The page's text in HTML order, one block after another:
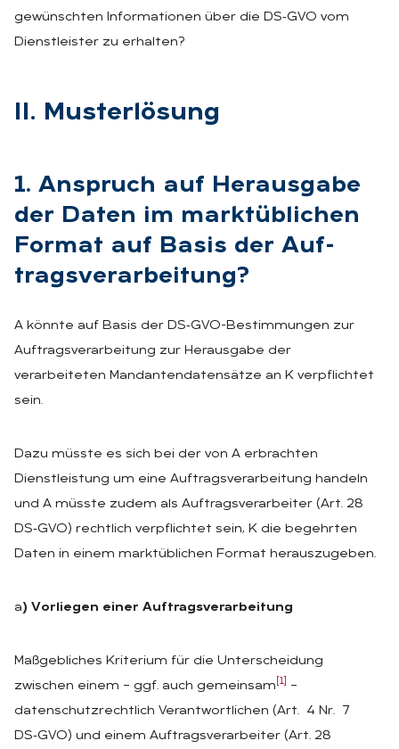
gewünschten Informationen über die DS‑GVO vom
Dienstleister zu erhalten?
II. Mus­terlö­sung
1. An­spruch auf Her­aus­ga­be
der Da­ten im markt­üb­li­chen
For­mat auf Ba­sis der Auf­
trags­ver­ar­bei­tung?
A könnte auf Basis der DS‑GVO-Bestimmungen zur
Auftragsverarbeitung zur Herausgabe der
verarbeiteten Mandantendatensätze an K verpflichtet
sein.
Dazu müsste es sich bei der von A erbrachten
Dienstleistung um eine Auftragsverarbeitung handeln
und A müsste zudem als Auftragsverarbeiter (Art. 28
DS‑GVO) rechtlich verpflichtet sein, K die begehrten
Daten in einem marktüblichen Format herauszugeben.
a) Vorliegen einer Auftragsverarbeitung
Maßgebliches Kriterium für die Unterscheidung
zwischen einem – ggf. auch gemeinsam [1]
–
datenschutzrechtlich Verantwortlichen (Art. 4 Nr. 7
DS‑GVO) und einem Auftragsverarbeiter (Art. 28